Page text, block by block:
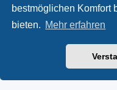
bestmöglichen Komfort
bieten. Mehr erfahren